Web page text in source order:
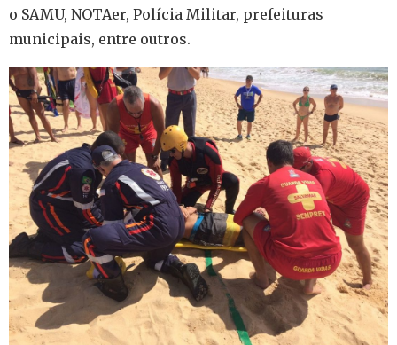
o SAMU, NOTAer, Polícia Militar, prefeituras
municipais, entre outros.